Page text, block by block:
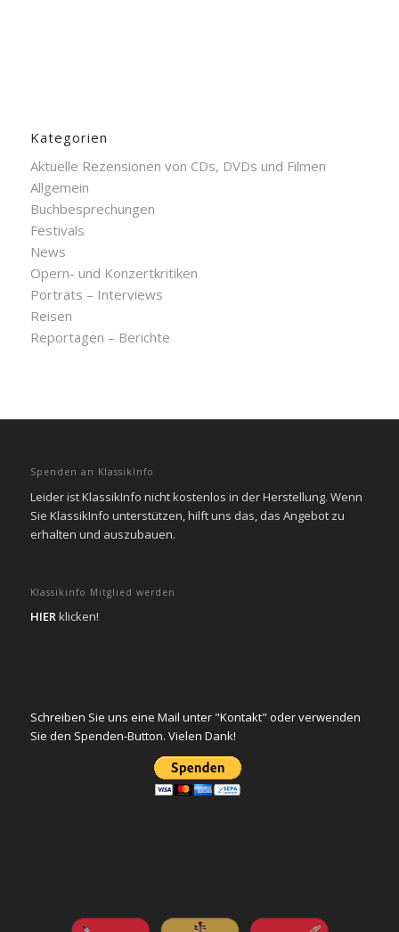
Kategorien
Aktuelle Rezensionen von CDs, DVDs und Filmen
Allgemein
Buchbesprechungen
Festivals
News
Opern- und Konzertkritiken
Porträts – Interviews
Reisen
Reportagen – Berichte
Spenden an KlassikInfo
Leider ist KlassikInfo nicht kostenlos in der Herstellung. Wenn
Sie KlassikInfo unterstützen, hilft uns das, das Angebot zu
erhalten und auszubauen.
Klassikinfo Mitglied werden
HIERklicken!
Schreiben Sie uns eine Mail unter "Kontakt" oder verwenden
Sie den Spenden-Button. Vielen Dank!